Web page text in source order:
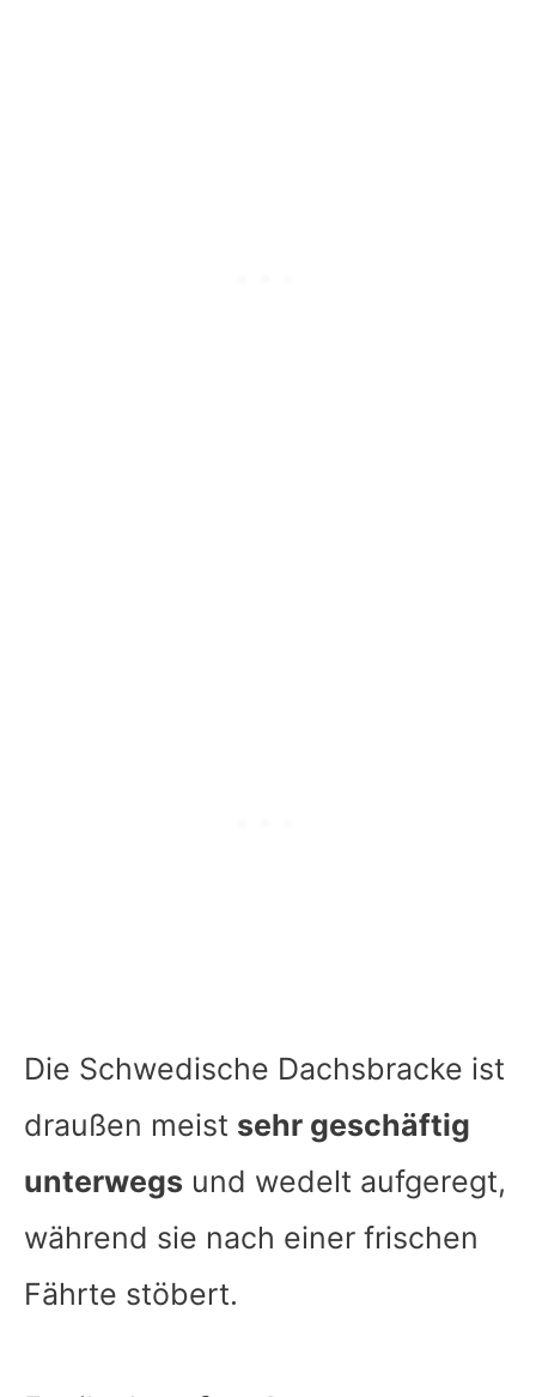
Die Schwedische Dachsbracke ist
draußen meist sehr geschäftig
unterwegs und wedelt aufgeregt,
während sie nach einer frischen
Fährte stöbert.